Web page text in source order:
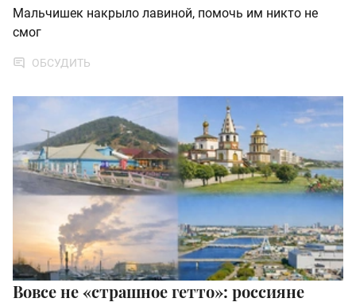
Мальчишек накрыло лавиной, помочь им никто не
смог
ОБСУДИТЬ
Вовсе не «страшное гетто»: россияне